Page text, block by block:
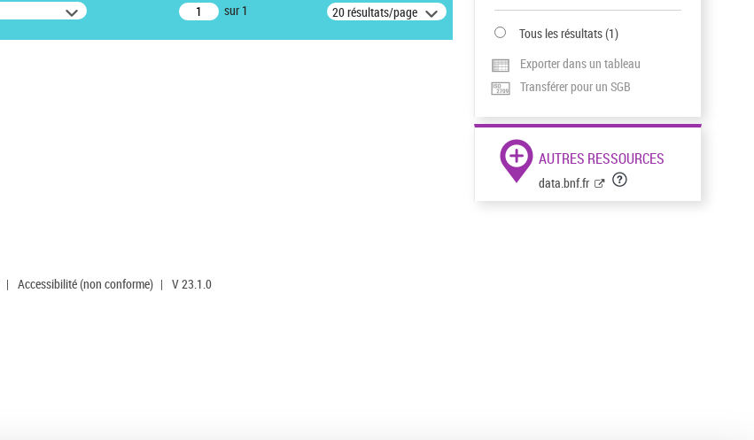
sur 1 20 résultats/page
Tous les résultats(1)
Exporter dans un tableau
Transférer pour un SGB
AUTRES RESSOURCES
data.bnf.fr
| Accessibilité (non conforme) | V 23.1.0